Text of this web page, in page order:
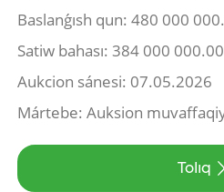
Baslanǵısh qun: 480 000
Satiw bahası: 384 000
Aukcion sánesi: 07.05.2026
Mártebe: Auksion
Tolıq